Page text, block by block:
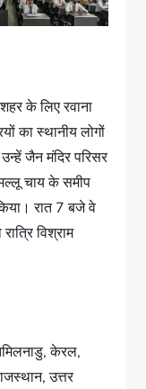
के लिए रवाना
का स्थानीय लोगों
जैन मंदिर परिसर
चाय के समीप
रात 7 बजे वे
विश्राम
केरल,
उत्तर